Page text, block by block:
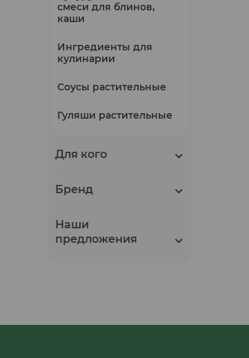
смеси для блинов,
каши
Ингредиенты для
кулинарии
Соусы растительные
Гуляши растительные
Для кого
Бренд
Наши
предложения